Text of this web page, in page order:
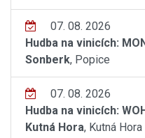
07. 08. 2026
Hudba na vinicích:
Sonberk, Popice
07. 08. 2026
Hudba na vinicích:
Kutná Hora, Kutná Hora